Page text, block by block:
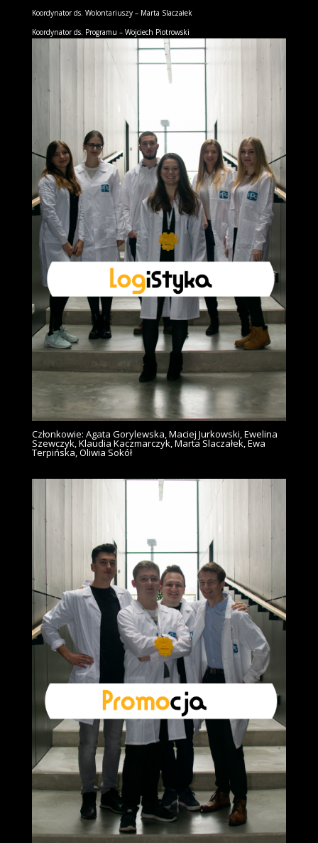
Koordynator ds. Wolontariuszy – Marta Slaczałek
Koordynator ds. Programu – Wojciech Piotrowski
Członkowie: Agata Gorylewska, Maciej Jurkowski, Ewelina
Szewczyk, Klaudia Kaczmarczyk, Marta Slaczałek, Ewa
Terpińska, Oliwia Sokół